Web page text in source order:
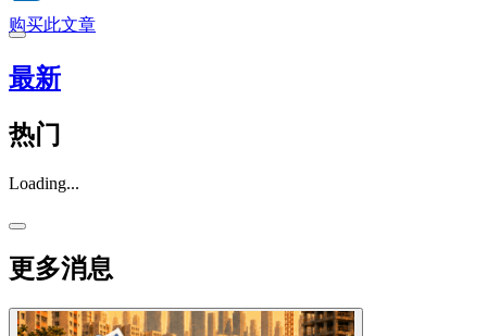
购买此文章
最新
热门
Loading...
更多消息